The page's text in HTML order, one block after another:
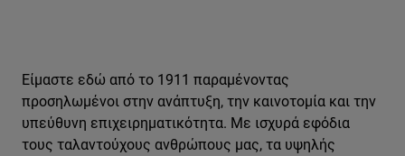
Είμαστε εδώ από το 1911 παραμένοντας
προσηλωμένοι στην ανάπτυξη, την καινοτομία και την
υπεύθυνη επιχειρηματικότητα. Με ισχυρά εφόδια
τους ταλαντούχους ανθρώπους μας, τα υψηλής